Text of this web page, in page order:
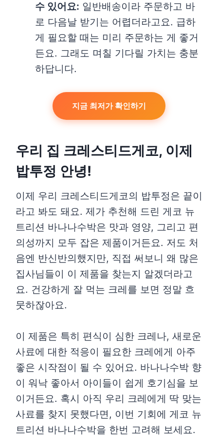
수 있어요: 일반배송이라 주문하고 바
로 다음날 받기는 어렵더라고요. 급하
게 필요할 때는 미리 주문하는 게 좋거
든요. 그래도 며칠 기다릴 가치는 충분
하답니다.
지금 최저가 확인하기
우리 집 크레스티드게코, 이제
밥투정 안녕!
이제 우리 크레스티드게코의 밥투정은 끝이
라고 봐도 돼요. 제가 추천해 드린 게코 뉴
트리션 바나나수박은 맛과 영양, 그리고 편
의성까지 모두 잡은 제품이거든요. 저도 처
음엔 반신반의했지만, 직접 써보니 왜 많은
집사님들이 이 제품을 찾는지 알겠더라고
요. 건강하게 잘 먹는 크레를 보면 정말 흐
뭇하잖아요.
이 제품은 특히 편식이 심한 크레나, 새로운
사료에 대한 적응이 필요한 크레에게 아주
좋은 시작점이 될 수 있어요. 바나나수박 향
이 워낙 좋아서 아이들이 쉽게 호기심을 보
이거든요. 혹시 아직 우리 크레에게 딱 맞는
사료를 찾지 못했다면, 이번 기회에 게코 뉴
트리션 바나나수박을 한번 고려해 보세요.